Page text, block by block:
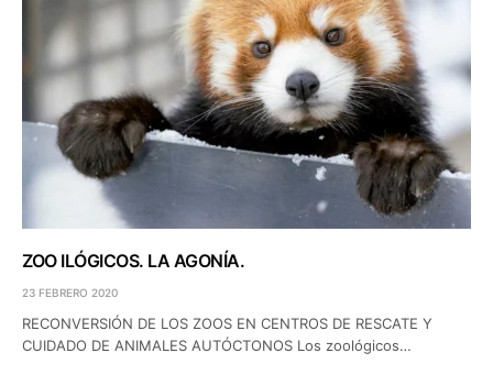
ZOO ILÓGICOS. LA AGONÍA.
23 FEBRERO 2020
RECONVERSIÓN DE LOS ZOOS EN CENTROS DE RESCATE Y
CUIDADO DE ANIMALES AUTÓCTONOS Los zoológicos…